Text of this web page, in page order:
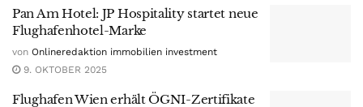
Pan Am Hotel: JP Hospitality startet neue
Flughafenhotel-Marke
von Onlineredaktion immobilien investment
9. OKTOBER 2025
Flughafen Wien erhält ÖGNI-Zertifikate